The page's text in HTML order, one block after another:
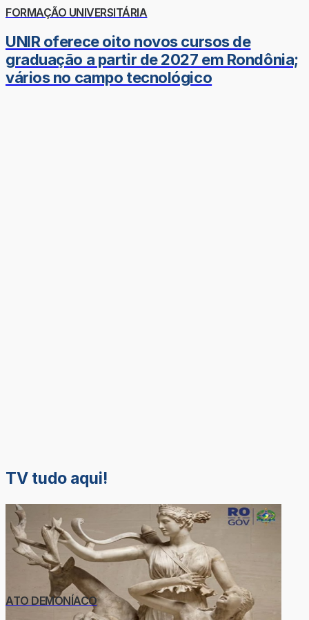
FORMAÇÃO UNIVERSITÁRIA
UNIR oferece oito novos cursos de
graduação a partir de 2027 em Rondônia;
vários no campo tecnológico
TV tudo aqui!
ATO DEMONÍACO